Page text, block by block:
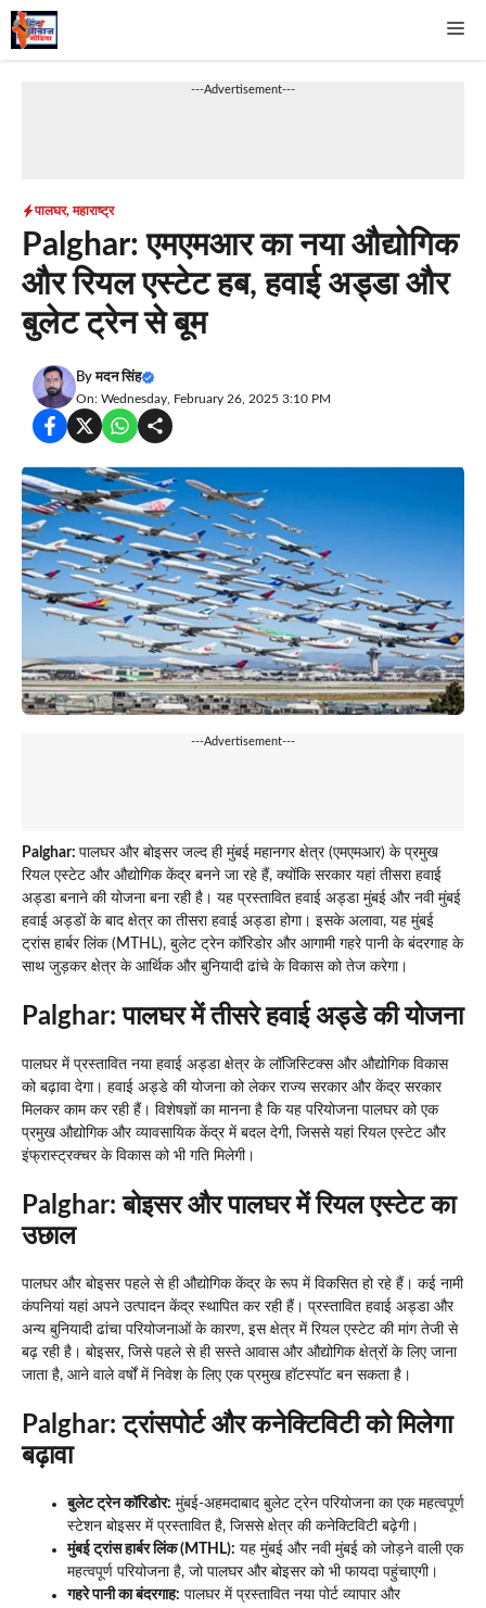
Skip
to
---Advertisement---
पालघर,महाराष्ट्र
Palghar: एमएमआर का नया औद्योगिक
और रियल एस्टेट हब, हवाई अड्डा और
बुलेट ट्रेन से बूम
Byमदन सिंह
On: Wednesday, February 26, 2025 3:10 PM
---Advertisement---
Palghar: पालघर और बोइसर जल्द ही मुंबई महानगर क्षेत्र (एमएमआर) के प्रमुख
रियल एस्टेट और औद्योगिक केंद्र बनने जा रहे हैं, क्योंकि सरकार यहां तीसरा हवाई
अड्डा बनाने की योजना बना रही है। यह प्रस्तावित हवाई अड्डा मुंबई और नवी मुंबई
हवाई अड्डों के बाद क्षेत्र का तीसरा हवाई अड्डा होगा। इसके अलावा, यह मुंबई
ट्रांस हार्बर लिंक (MTHL), बुलेट ट्रेन कॉरिडोर और आगामी गहरे पानी के बंदरगाह के
साथ जुड़कर क्षेत्र के आर्थिक और बुनियादी ढांचे के विकास को तेज करेगा।
Palghar:पालघर में तीसरे हवाई अड्डे की योजना
पालघर में प्रस्तावित नया हवाई अड्डा क्षेत्र के लॉजिस्टिक्स और औद्योगिक विकास
को बढ़ावा देगा। हवाई अड्डे की योजना को लेकर राज्य सरकार और केंद्र सरकार
मिलकर काम कर रही हैं। विशेषज्ञों का मानना है कि यह परियोजना पालघर को एक
प्रमुख औद्योगिक और व्यावसायिक केंद्र में बदल देगी, जिससे यहां रियल एस्टेट और
इंफ्रास्ट्रक्चर के विकास को भी गति मिलेगी।
Palghar:बोइसर और पालघर में रियल एस्टेट का
उछाल
पालघर और बोइसर पहले से ही औद्योगिक केंद्र के रूप में विकसित हो रहे हैं। कई नामी
कंपनियां यहां अपने उत्पादन केंद्र स्थापित कर रही हैं। प्रस्तावित हवाई अड्डा और
अन्य बुनियादी ढांचा परियोजनाओं के कारण, इस क्षेत्र में रियल एस्टेट की मांग तेजी से
बढ़ रही है। बोइसर, जिसे पहले से ही सस्ते आवास और औद्योगिक क्षेत्रों के लिए जाना
जाता है, आने वाले वर्षों में निवेश के लिए एक प्रमुख हॉटस्पॉट बन सकता है।
Palghar:ट्रांसपोर्ट और कनेक्टिविटी को मिलेगा
बढ़ावा
बुलेट ट्रेन कॉरिडोर: मुंबई-अहमदाबाद बुलेट ट्रेन परियोजना का एक महत्वपूर्ण
स्टेशन बोइसर में प्रस्तावित है, जिससे क्षेत्र की कनेक्टिविटी बढ़ेगी।
मुंबई ट्रांस हार्बर लिंक (MTHL): यह मुंबई और नवी मुंबई को जोड़ने वाली एक
महत्वपूर्ण परियोजना है, जो पालघर और बोइसर को भी फायदा पहुंचाएगी।
गहरे पानी का बंदरगाह: पालघर में प्रस्तावित नया पोर्ट व्यापार और